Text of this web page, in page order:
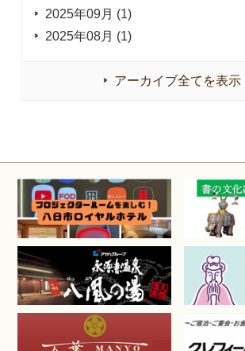
2025年09月 (1)
2025年08月 (1)
アーカイブ全てを表示